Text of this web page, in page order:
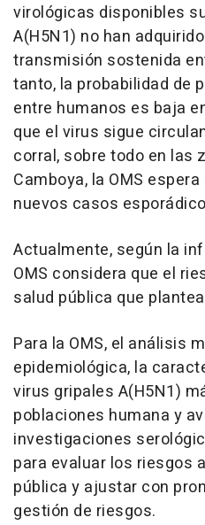
virológicas disponibles
A(H5N1) no han
transmisión sostenida
tanto, la probabilidad de
entre humanos es baja
que el virus sigue
corral, sobre todo en las
Camboya, la OMS
nuevos casos
Actualmente, según la
OMS considera que el
salud pública que
Para la OMS, el análisis
epidemiológica, la
virus gripales A(H5N1)
poblaciones humana y
investigaciones
para evaluar los riesgos
pública y ajustar con
gestión de riesgos.